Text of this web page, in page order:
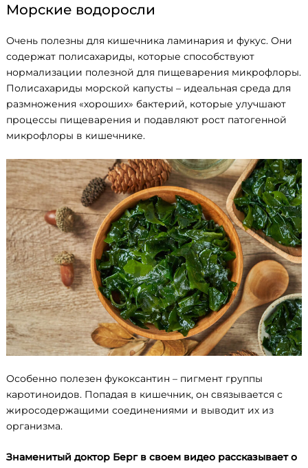
Морские водоросли
Очень полезны для кишечника ламинария и фукус. Они
содержат полисахариды, которые способствуют
нормализации полезной для пищеварения микрофлоры.
Полисахариды морской капусты – идеальная среда для
размножения «хороших» бактерий, которые улучшают
процессы пищеварения и подавляют рост патогенной
микрофлоры в кишечнике.
Особенно полезен фукоксантин – пигмент группы
каротиноидов. Попадая в кишечник, он связывается с
жиросодержащими соединениями и выводит их из
организма.
Знаменитый доктор Берг в своем видео рассказывает о